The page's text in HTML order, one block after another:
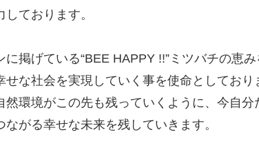
ております。
掲げている“BEE HAPPY !!”ミツバチの恵
な社会を実現していく事を使命としており
環境がこの先も残っていくように、今自
がる幸せな未来を残していきます。